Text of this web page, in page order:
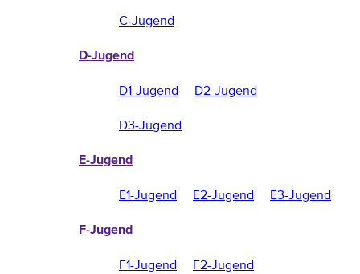
C-Jugend
D-Jugend
D1-Jugend
D2-Jugend
D3-Jugend
E-Jugend
E1-Jugend E2-Jugend E3-Jugend
F-Jugend
F1-Jugend F2-Jugend